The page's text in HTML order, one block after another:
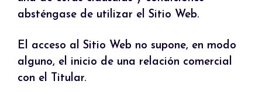
absténgase de utilizar el Sitio Web.
El acceso al Sitio Web no supone, en modo
alguno, el inicio de una relación comercial
con el Titular.